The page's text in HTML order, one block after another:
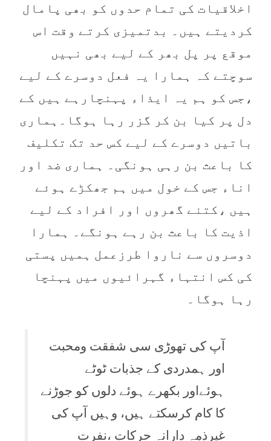
اخلاقیات کی تمام حدوں کو بھی پامال
کردیتے ہیں۔ بدتمیزی کرتے وقت اس
موقع پر پل بھر کے لیے بھی نہیں
سوچتے کہ ہمارا یہ فعل دوسرے کے لیے
،جس کو ہم یہ ایذاء پہنچارہے ہیں کے
دل پر کیا بن کر گزر رہا ہوگا۔ہماری
باتیں دوسرے کے لیے کس حد تک تکلیف
کا باعث بن رہی ہونگی۔ ہماری ضد اور
اناء جس کے خول میں ہم جھکڑے ہوئے
ہیں ،کتنے گھروں اور افراد کے لیے
اذیت کا باعث بن رہے ہونگے۔ ہمارا
دوسروں سے ناروا طرزعمل ہمیں پستی
کی کس انتہاء گہرائیوں میں پہنچا
رہا ہوگا۔
آپ کی تھوڑی سی شفقت ومحبت
اور ہمدردی کے جذبات ٹوٹے
ہوئےاور بکھرے ہوئے دلوں کو جوڑنے
کا کام کرسکتے ہیں، وہیں آپ کی
غیرذمہ دارانہ حرکات ،نفرت